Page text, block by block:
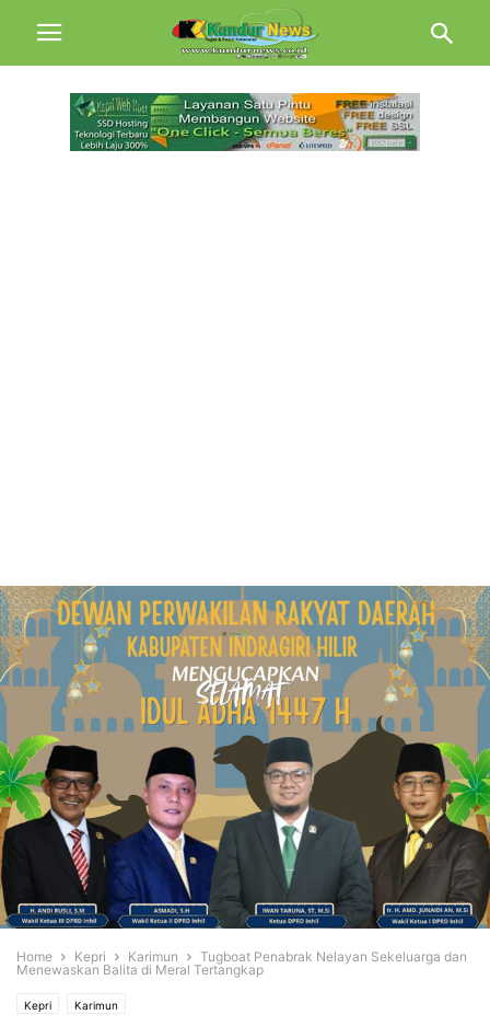
Home Kepri Karimun
Tugboat Penabrak Nelayan Sekeluarga dan
Menewaskan Balita di Meral Tertangkap
Kepri Karimun